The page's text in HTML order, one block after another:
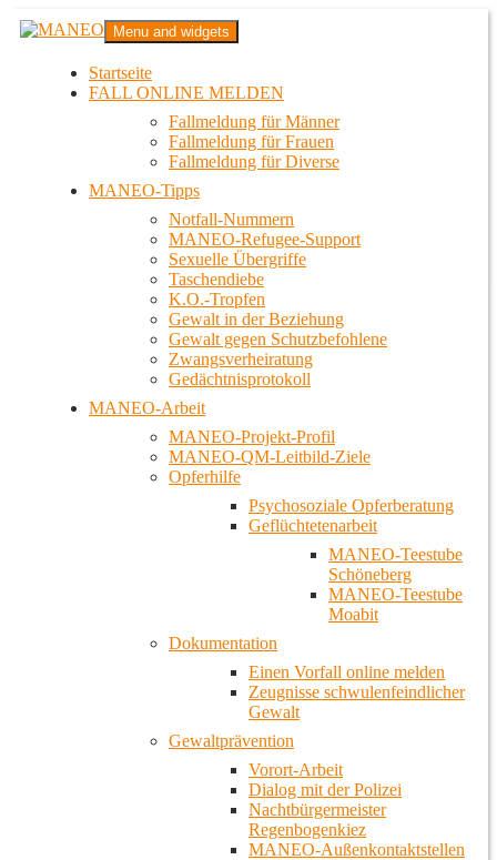
Zum
InhaltMANEO
Das schwule Anti-Gewalt-Projekt in Berlin
Menu and widgets
Startseite
FALL ONLINE MELDEN
Fallmeldung für Männer
Fallmeldung für Frauen
Fallmeldung für Diverse
MANEO-Tipps
Notfall-Nummern
MANEO-Refugee-Support
Sexuelle Übergriffe
Taschendiebe
K.O.-Tropfen
Gewalt in der Beziehung
Gewalt gegen Schutzbefohlene
Zwangsverheiratung
Gedächtnisprotokoll
MANEO-Arbeit
MANEO-Projekt-Profil
MANEO-QM-Leitbild-Ziele
Opferhilfe
Psychosoziale Opferberatung
Geflüchtetenarbeit
MANEO-Teestube
Schöneberg
MANEO-Teestube
Moabit
Dokumentation
Einen Vorfall online melden
Zeugnisse schwulenfeindlicher
Gewalt
Gewaltprävention
Vorort-Arbeit
Dialog mit der Polizei
Nachtbürgermeister
Regenbogenkiez
MANEO-Außenkontaktstellen